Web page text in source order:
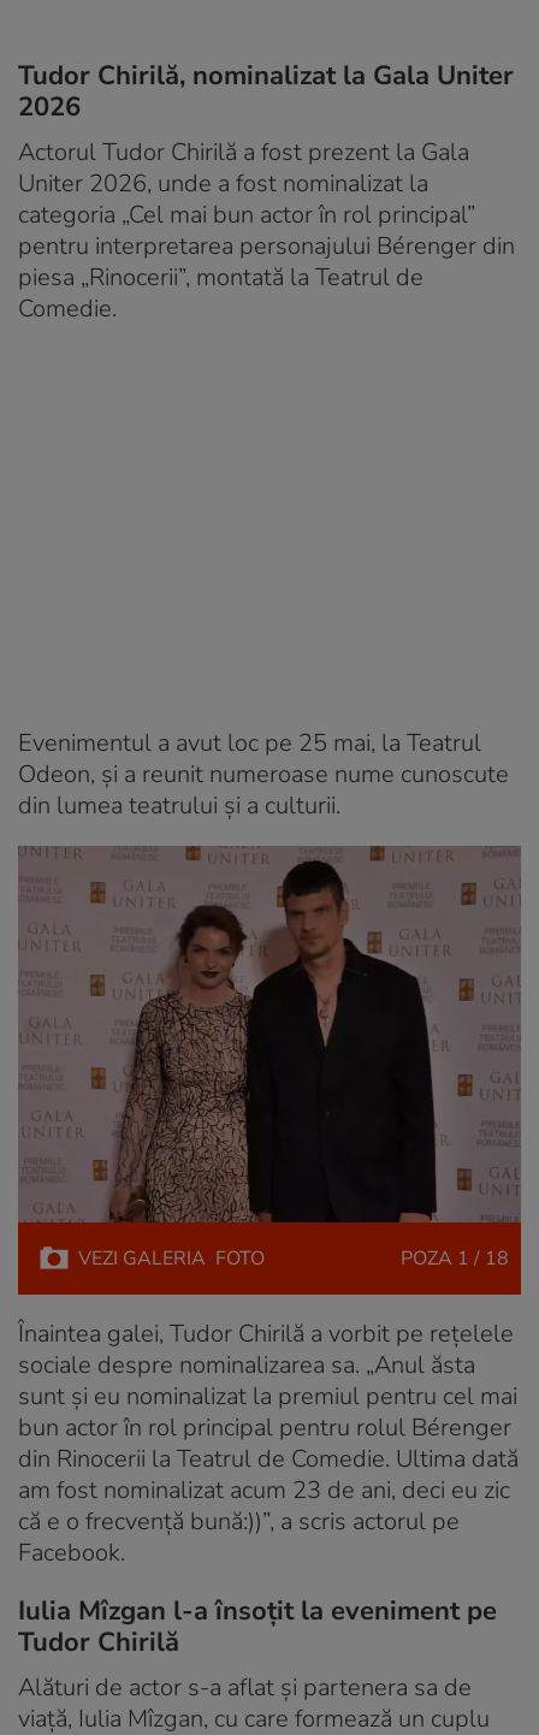
Tudor Chirilă, nominalizat la Gala Uniter
2026
Actorul Tudor Chirilă a fost prezent la Gala
Uniter 2026, unde a fost nominalizat la
categoria „Cel mai bun actor în rol principal”
pentru interpretarea personajului Bérenger din
piesa „Rinocerii”, montată la Teatrul de
Comedie.
Evenimentul a avut loc pe 25 mai, la Teatrul
Odeon, și a reunit numeroase nume cunoscute
din lumea teatrului și a culturii.
VEZI GALERIA FOTO POZA 1 / 18
Înaintea galei, Tudor Chirilă a vorbit pe rețelele
sociale despre nominalizarea sa. „Anul ăsta
sunt și eu nominalizat la premiul pentru cel mai
bun actor în rol principal pentru rolul Bérenger
din Rinocerii la Teatrul de Comedie. Ultima dată
am fost nominalizat acum 23 de ani, deci eu zic
că e o frecvență bună:))”, a scris actorul pe
Facebook.
Iulia Mîzgan l-a însoțit la eveniment pe
Tudor Chirilă
Alături de actor s-a aflat și partenera sa de
viață, Iulia Mîzgan, cu care formează un cuplu